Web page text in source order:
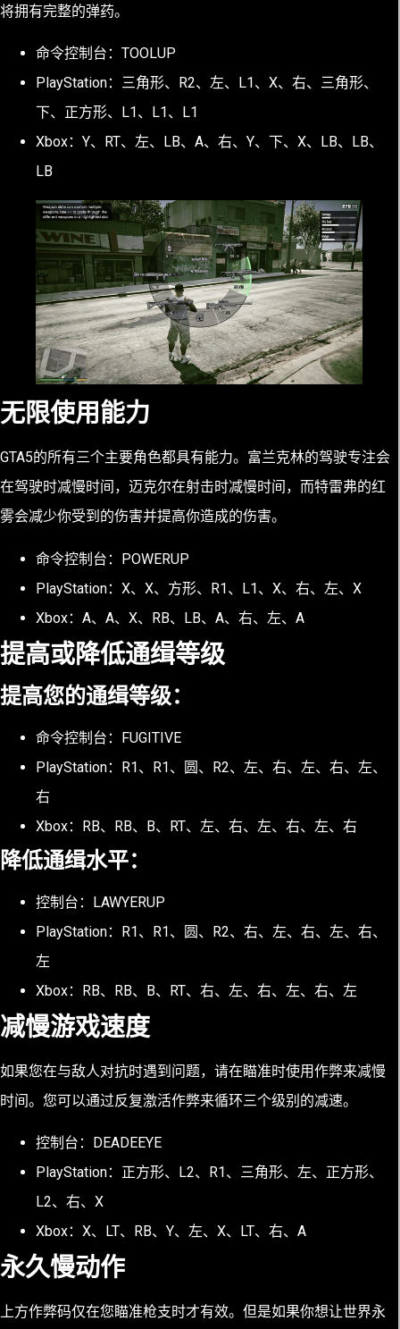
将拥有完整的弹药。
命令控制台：TOOLUP
PlayStation：三角形、R2、左、L1、X、右、三角形、
下、正方形、L1、L1、L1
Xbox：Y、RT、左、LB、A、右、Y、下、X、LB、LB、
LB
无限使用能力
GTA5的所有三个主要角色都具有能力。富兰克林的驾驶专注会
在驾驶时减慢时间，迈克尔在射击时减慢时间，而特雷弗的红
雾会减少你受到的伤害并提高你造成的伤害。
命令控制台：POWERUP
PlayStation：X、X、方形、R1、L1、X、右、左、X
Xbox：A、A、X、RB、LB、A、右、左、A
提高或降低通缉等级
提高您的通缉等级：
命令控制台：FUGITIVE
PlayStation：R1、R1、圆、R2、左、右、左、右、左、
右
Xbox：RB、RB、B、RT、左、右、左、右、左、右
降低通缉水平：
控制台：LAWYERUP
PlayStation：R1、R1、圆、R2、右、左、右、左、右、
左
Xbox：RB、RB、B、RT、右、左、右、左、右、左
减慢游戏速度
如果您在与敌人对抗时遇到问题，请在瞄准时使用作弊来减慢
时间。您可以通过反复激活作弊来循环三个级别的减速。
控制台：DEADEEYE
PlayStation：正方形、L2、R1、三角形、左、正方形、
L2、右、X
Xbox：X、LT、RB、Y、左、X、LT、右、A
永久慢动作
上方作弊码仅在您瞄准枪支时才有效。但是如果你想让世界永